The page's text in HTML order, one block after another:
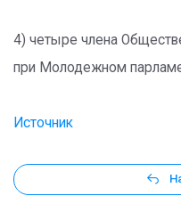
4) четыре члена
при Молодежном
Источник